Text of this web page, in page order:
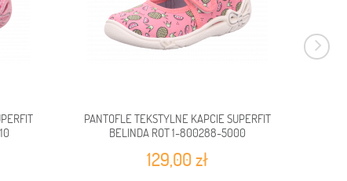
PANTOFLE TEKSTYLNE KAPCIE SUPERFIT
BELINDA ROT 1-800288-5000
129,00 zł